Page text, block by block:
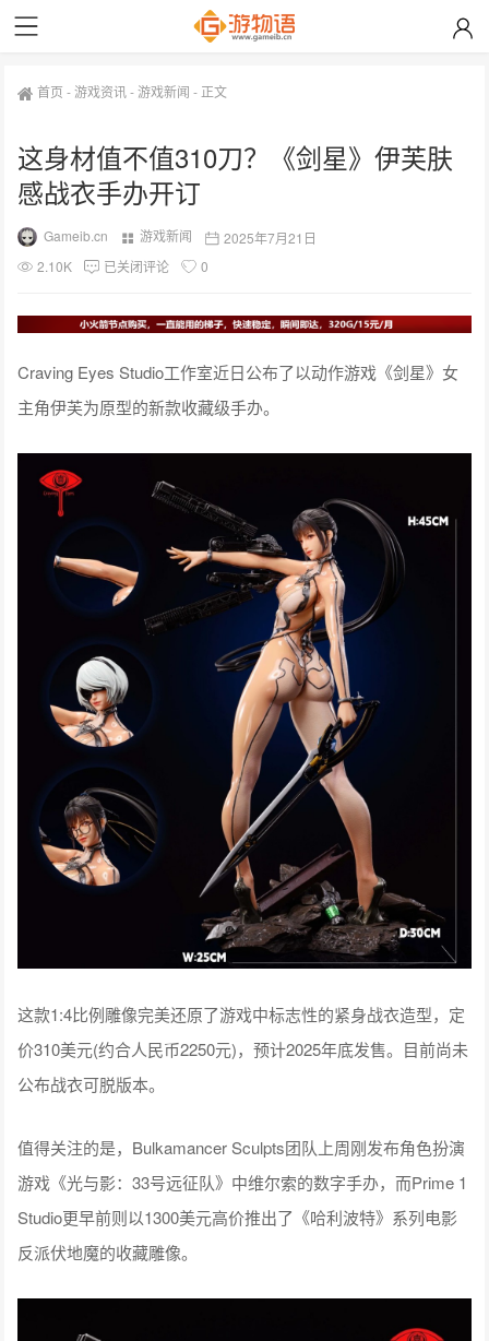
首页 -游戏资讯-游戏新闻 - 正文
这身材值不值310刀？《剑星》伊芙肤
感战衣手办开订
Gameib.cn 游戏新闻
2025年7月21日
2.10K
已关闭评论 0
Craving Eyes Studio工作室近日公布了以动作游戏《剑星》女
主角伊芙为原型的新款收藏级手办。
这款1:4比例雕像完美还原了游戏中标志性的紧身战衣造型，定
价310美元(约合人民币2250元)，预计2025年底发售。目前尚未
公布战衣可脱版本。
值得关注的是，Bulkamancer Sculpts团队上周刚发布角色扮演
游戏《光与影：33号远征队》中维尔索的数字手办，而Prime 1
Studio更早前则以1300美元高价推出了《哈利波特》系列电影
反派伏地魔的收藏雕像。